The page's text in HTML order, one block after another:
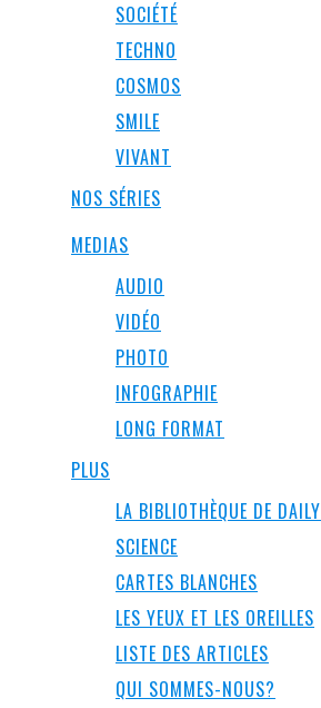
SOCIÉTÉ
TECHNO
COSMOS
SMILE
VIVANT
NOS SÉRIES
MEDIAS
AUDIO
VIDÉO
PHOTO
INFOGRAPHIE
LONG FORMAT
PLUS
LA BIBLIOTHÈQUE DE DAILY
SCIENCE
CARTES BLANCHES
LES YEUX ET LES OREILLES
LISTE DES ARTICLES
QUI SOMMES-NOUS?